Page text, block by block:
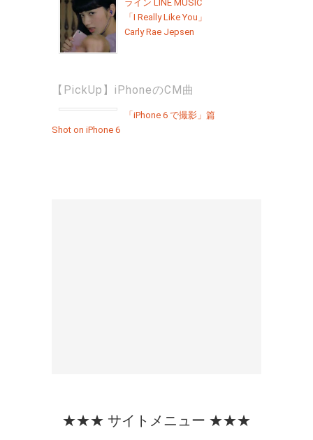
ライン LINE MUSIC
「I Really Like You」
Carly Rae Jepsen
【PickUp】iPhoneのCM曲
「iPhone 6 で撮影」篇
Shot on iPhone 6
★★★ サイトメニュー ★★★